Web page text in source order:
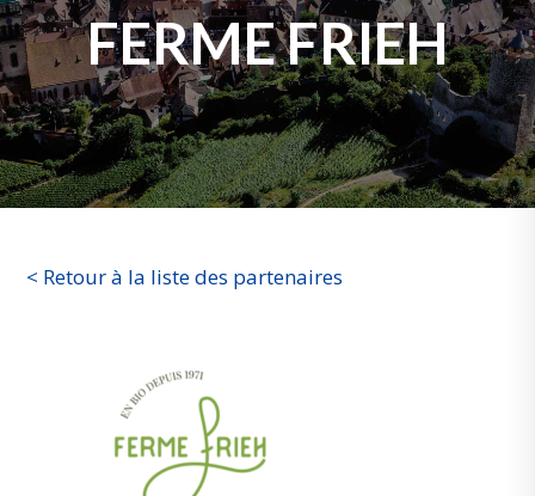
FERME FRIEH
< Retour à la liste des partenaires